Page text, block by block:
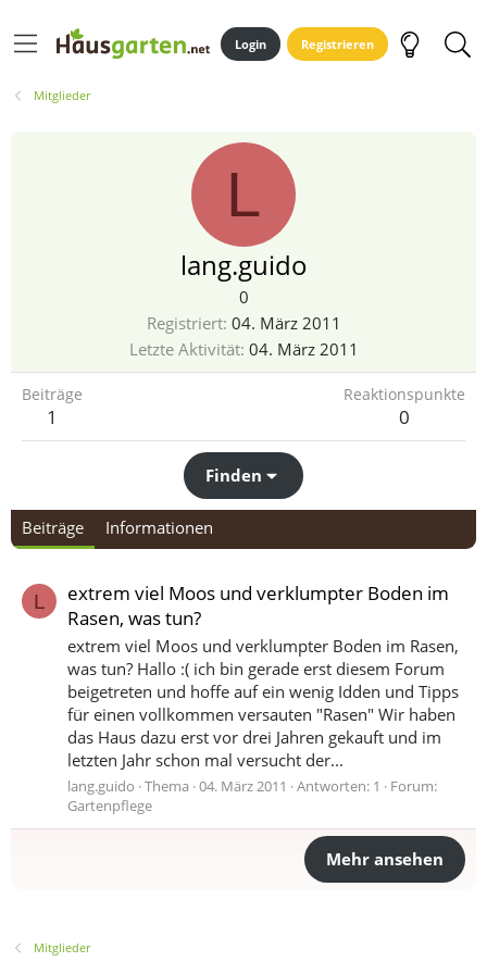
Login Registrieren
Mitglieder
L
lang.guido
0
Registriert 04. März 2011
Letzte Aktivität 04. März 2011
Beiträge
1
Reaktionspunkte
0
Finden
Beiträge Informationen
L
extrem viel Moos und verklumpter Boden im
Rasen, was tun?
extrem viel Moos und verklumpter Boden im Rasen,
was tun? Hallo :( ich bin gerade erst diesem Forum
beigetreten und hoffe auf ein wenig Idden und Tipps
für einen vollkommen versauten "Rasen" Wir haben
das Haus dazu erst vor drei Jahren gekauft und im
letzten Jahr schon mal versucht der...
lang.guido Thema 04. März 2011 Antworten: 1
Forum:
Gartenpflege
Mehr ansehen
Mitglieder